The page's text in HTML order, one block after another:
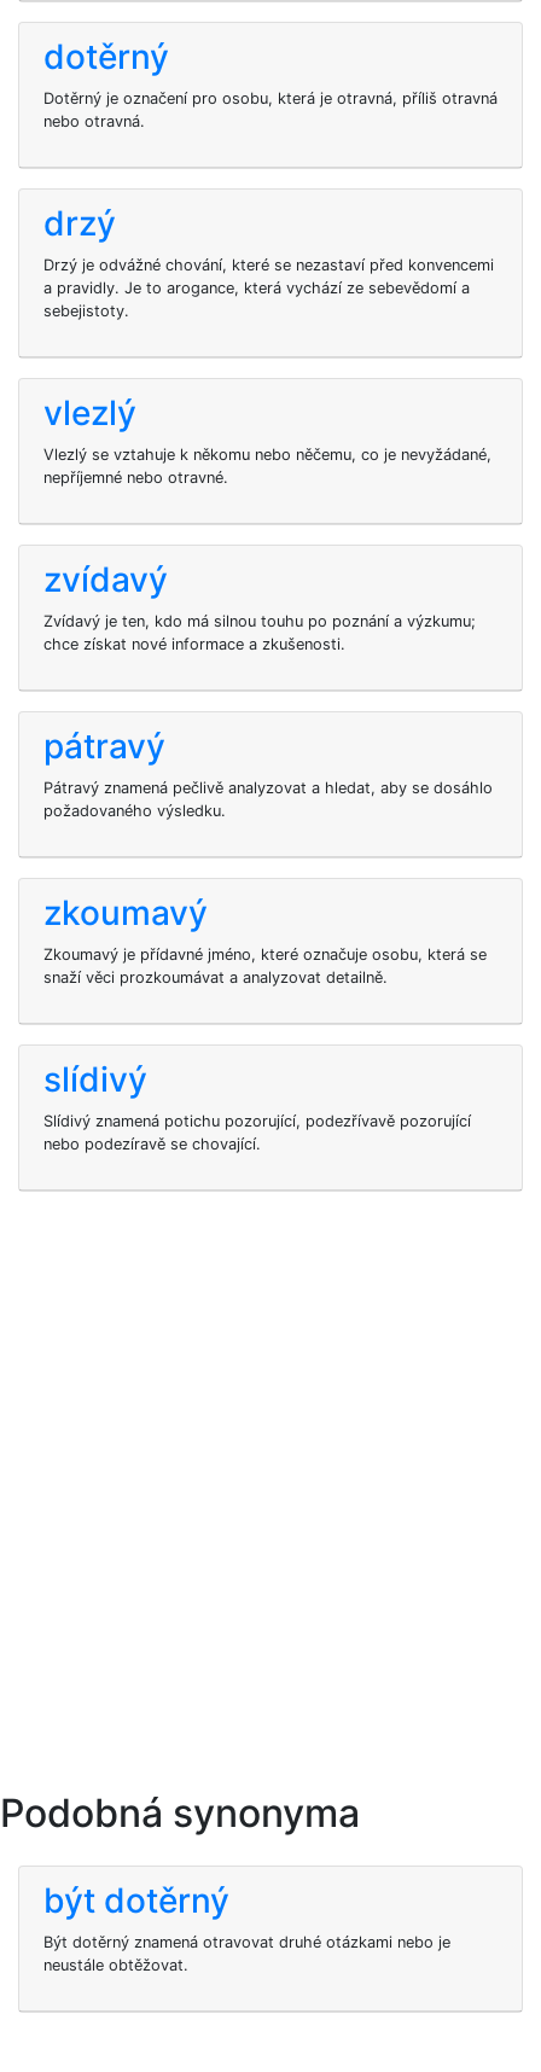
dotěrný
Dotěrný je označení pro osobu, která je otravná, příliš otravná
nebo otravná.
drzý
Drzý je odvážné chování, které se nezastaví před konvencemi
a pravidly. Je to arogance, která vychází ze sebevědomí a
sebejistoty.
vlezlý
Vlezlý se vztahuje k někomu nebo něčemu, co je nevyžádané,
nepříjemné nebo otravné.
zvídavý
Zvídavý je ten, kdo má silnou touhu po poznání a výzkumu;
chce získat nové informace a zkušenosti.
pátravý
Pátravý znamená pečlivě analyzovat a hledat, aby se dosáhlo
požadovaného výsledku.
zkoumavý
Zkoumavý je přídavné jméno, které označuje osobu, která se
snaží věci prozkoumávat a analyzovat detailně.
slídivý
Slídivý znamená potichu pozorující, podezřívavě pozorující
nebo podezíravě se chovající.
Podobná synonyma
být dotěrný
Být dotěrný znamená otravovat druhé otázkami nebo je
neustále obtěžovat.